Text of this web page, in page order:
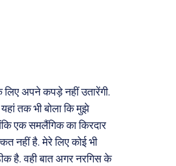
अपने कपड़े नहीं उतारेंगी.
तक भी बोला कि मुझे
एक समलैंगिक का किरदार
नहीं है. मेरे लिए कोई भी
है. वही बात अगर नरगिस के